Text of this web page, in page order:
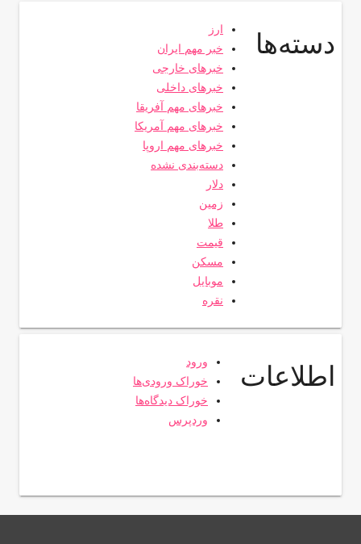
دسته‌ها
ارز
خبر مهم ایران
خبرهای خارجی
خبرهای داخلی
خبرهای مهم آفریقا
خبرهای مهم آمریکا
خبرهای مهم اروپا
دسته‌بندی نشده
دلار
زمین
طلا
قیمت
مسکن
موبایل
نقره
اطلاعات
ورود
خوراک ورودی‌ها
خوراک دیدگاه‌ها
وردپرس